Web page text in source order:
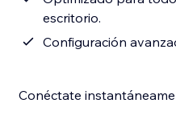
escritorio.
Configuración
Conéctate